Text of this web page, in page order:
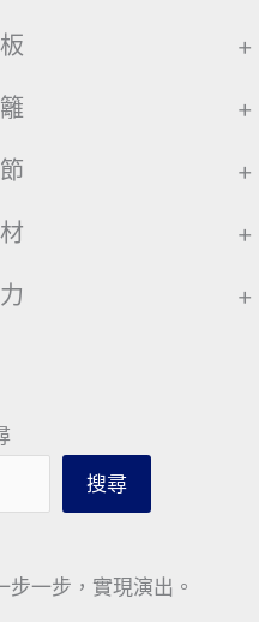
+
+
+
+
+
搜尋
一步，實現演出。